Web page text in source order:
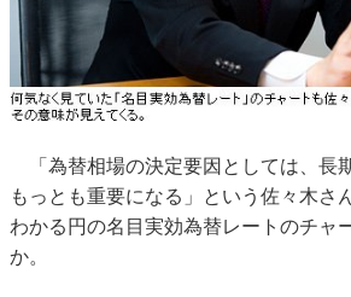
「為替相場の決定要因としては、長
もっとも重要になる」という佐々木さ
わかる円の名目実効為替レートのチャ
か。